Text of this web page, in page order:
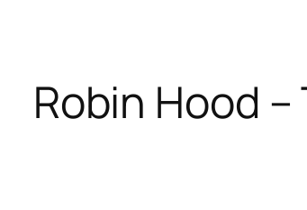
Robin Hood